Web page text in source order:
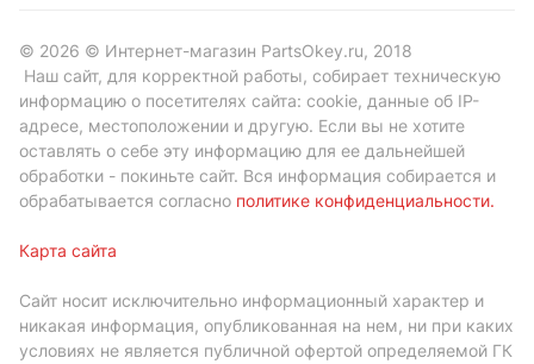
© 2026 © Интернет-магазин PartsOkey.ru, 2018
Наш сайт, для корректной работы, собирает техническую
информацию о посетителях сайта: cookie, данные об IP-
адресе, местоположении и другую. Если вы не хотите
оставлять о себе эту информацию для ее дальнейшей
обработки - покиньте сайт. Вся информация собирается и
обрабатывается согласно политике конфиденциальности.
Карта сайта
Сайт носит исключительно информационный характер и
никакая информация, опубликованная на нем, ни при каких
условиях не является публичной офертой определяемой ГК